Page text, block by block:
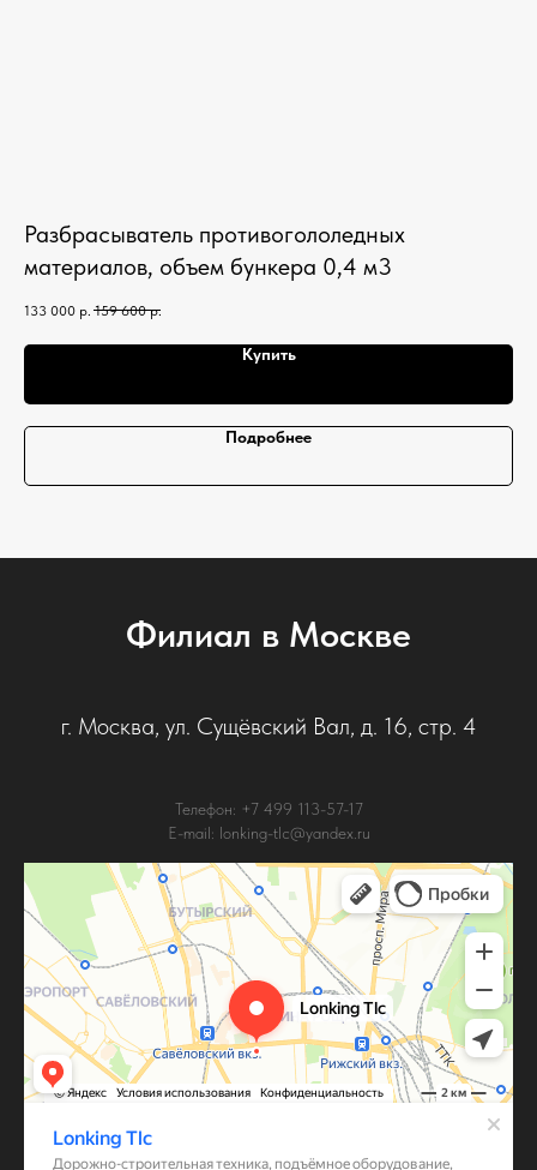
Разбрасыватель противогололедных
материалов, объем бункера 0,4 м3
133 000 р. 159 600 р.
Купить
Подробнее
Филиал в Москве
г. Москва, ул. Сущёвский Вал, д. 16, стр. 4
Телефон: +7 499 113-57-17
E-mail: lonking-tlc@yandex.ru